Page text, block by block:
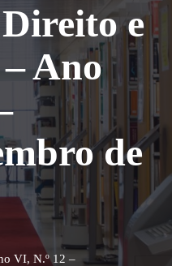
e
Ano
de
VI, N.º 12 –